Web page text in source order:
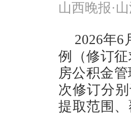
山西晚报·
2026年6
例（修订
房公积金
次修订分
提取范围